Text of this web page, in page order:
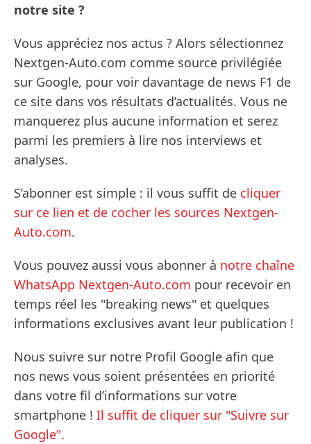
notre site ?
Vous appréciez nos actus ? Alors sélectionnez
Nextgen-Auto.com comme source privilégiée
sur Google, pour voir davantage de news F1 de
ce site dans vos résultats d’actualités. Vous ne
manquerez plus aucune information et serez
parmi les premiers à lire nos interviews et
analyses.
S’abonner est simple : il vous suffit de cliquer
sur ce lien et de cocher les sources Nextgen-
Auto.com.
Vous pouvez aussi vous abonner à notre chaîne
WhatsApp Nextgen-Auto.com pour recevoir en
temps réel les "breaking news" et quelques
informations exclusives avant leur publication !
Nous suivre sur notre Profil Google afin que
nos news vous soient présentées en priorité
dans votre fil d’informations sur votre
smartphone ! Il suffit de cliquer sur "Suivre sur
Google".